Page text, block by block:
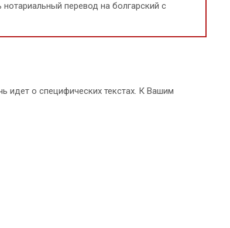
перевод на болгарский с
идет о специфических текстах. К Вашим